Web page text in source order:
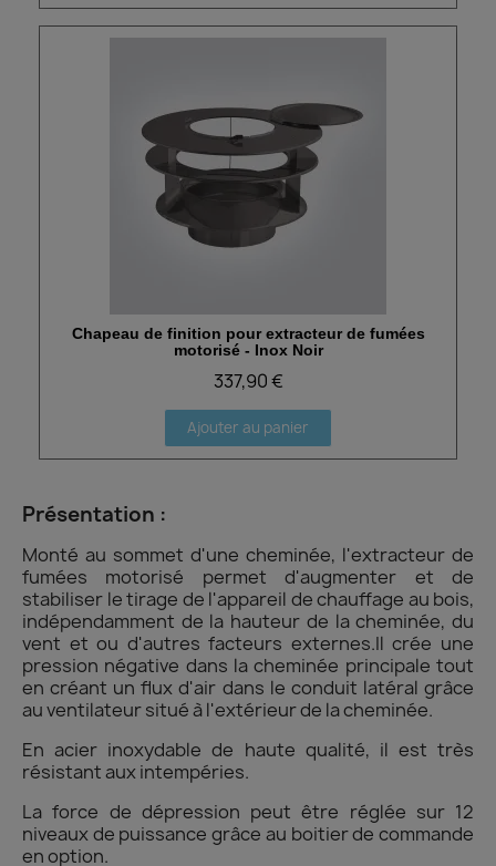
Aperçu rapide
Chapeau de finition pour extracteur de fumées
motorisé - Inox Noir
337,90 €
Ajouter au panier
Présentation :
Monté au sommet d'une cheminée, l'extracteur de
fumées motorisé permet d'augmenter et de
stabiliser le tirage de l'appareil de chauffage au bois,
indépendamment de la hauteur de la cheminée, du
vent et ou d'autres facteurs externes.Il crée une
pression négative dans la cheminée principale tout
en créant un flux d'air dans le conduit latéral grâce
au ventilateur situé à l'extérieur de la cheminée.
En acier inoxydable de haute qualité, il est très
résistant aux intempéries.
La force de dépression peut être réglée sur 12
niveaux de puissance grâce au boitier de commande
en option.